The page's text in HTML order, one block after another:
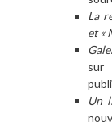
La
et «
sur
Un